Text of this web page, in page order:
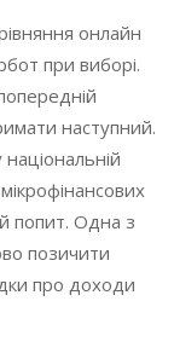
онлайн
при виборі.
наступний.
попит. Одна з
позичити
про доходи